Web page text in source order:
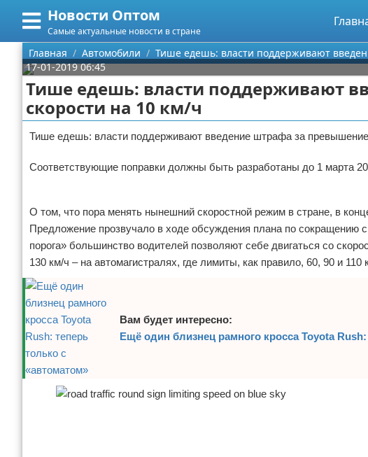
Новости Оптом
Самые актуальные новости в стране
Меню
Главная
Категории
Информационные технологии
Автомобили
Знаменитости
Политика
Природа
Философия
Культура
Экономика
Поиск
О проекте
Контакты
Сотрудничество
Размещение рекламы
Для правообладателей
Условия предоставления информации
Отказ от ответственности
Главная Автомобили
Тише едешь: власти поддерживают
17-01-2019 06:45
Тише едешь: власти поддерживают
скорости на 10 км/ч
Тише едешь: власти поддерживают введение штрафа за превышение
Соответствующие поправки должны быть разработаны до 1 марта
О том, что пора менять нынешний скоростной режим в стране, в
Предложение прозвучало в ходе обсуждения плана по сокращению
порога» большинство водителей позволяют себе двигаться со
130 км/ч – на автомагистралях, где лимиты, как правило, 60, 90 и 110
Вам будет интересно:
Ещё один близнец рамного кросса Toyota